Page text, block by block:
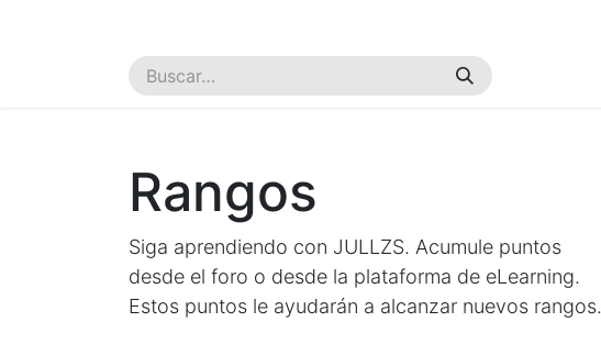
Rangos
Siga aprendiendo con JULLZS. Acumule puntos
desde el foro o desde la plataforma de eLearning.
Estos puntos le ayudarán a alcanzar nuevos rangos.